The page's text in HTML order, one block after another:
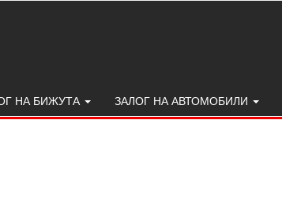
НА БИЖУТА ЗАЛОГ НА АВТОМОБИЛИ